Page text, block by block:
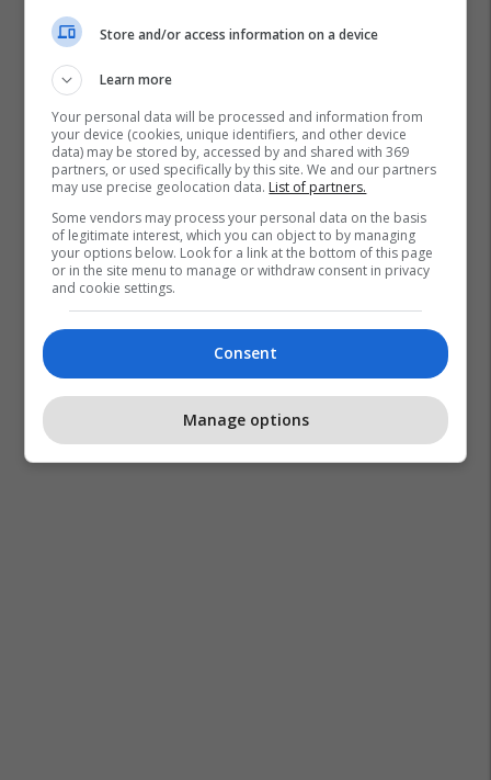
Store and/or access information on a device
Learn more
Your personal data will be processed and information from
your device (cookies, unique identifiers, and other device
data) may be stored by, accessed by and shared with 369
partners, or used specifically by this site. We and our partners
may use precise geolocation data. List of partners.
Some vendors may process your personal data on the basis
of legitimate interest, which you can object to by managing
your options below. Look for a link at the bottom of this page
or in the site menu to manage or withdraw consent in privacy
and cookie settings.
Consent
Manage options